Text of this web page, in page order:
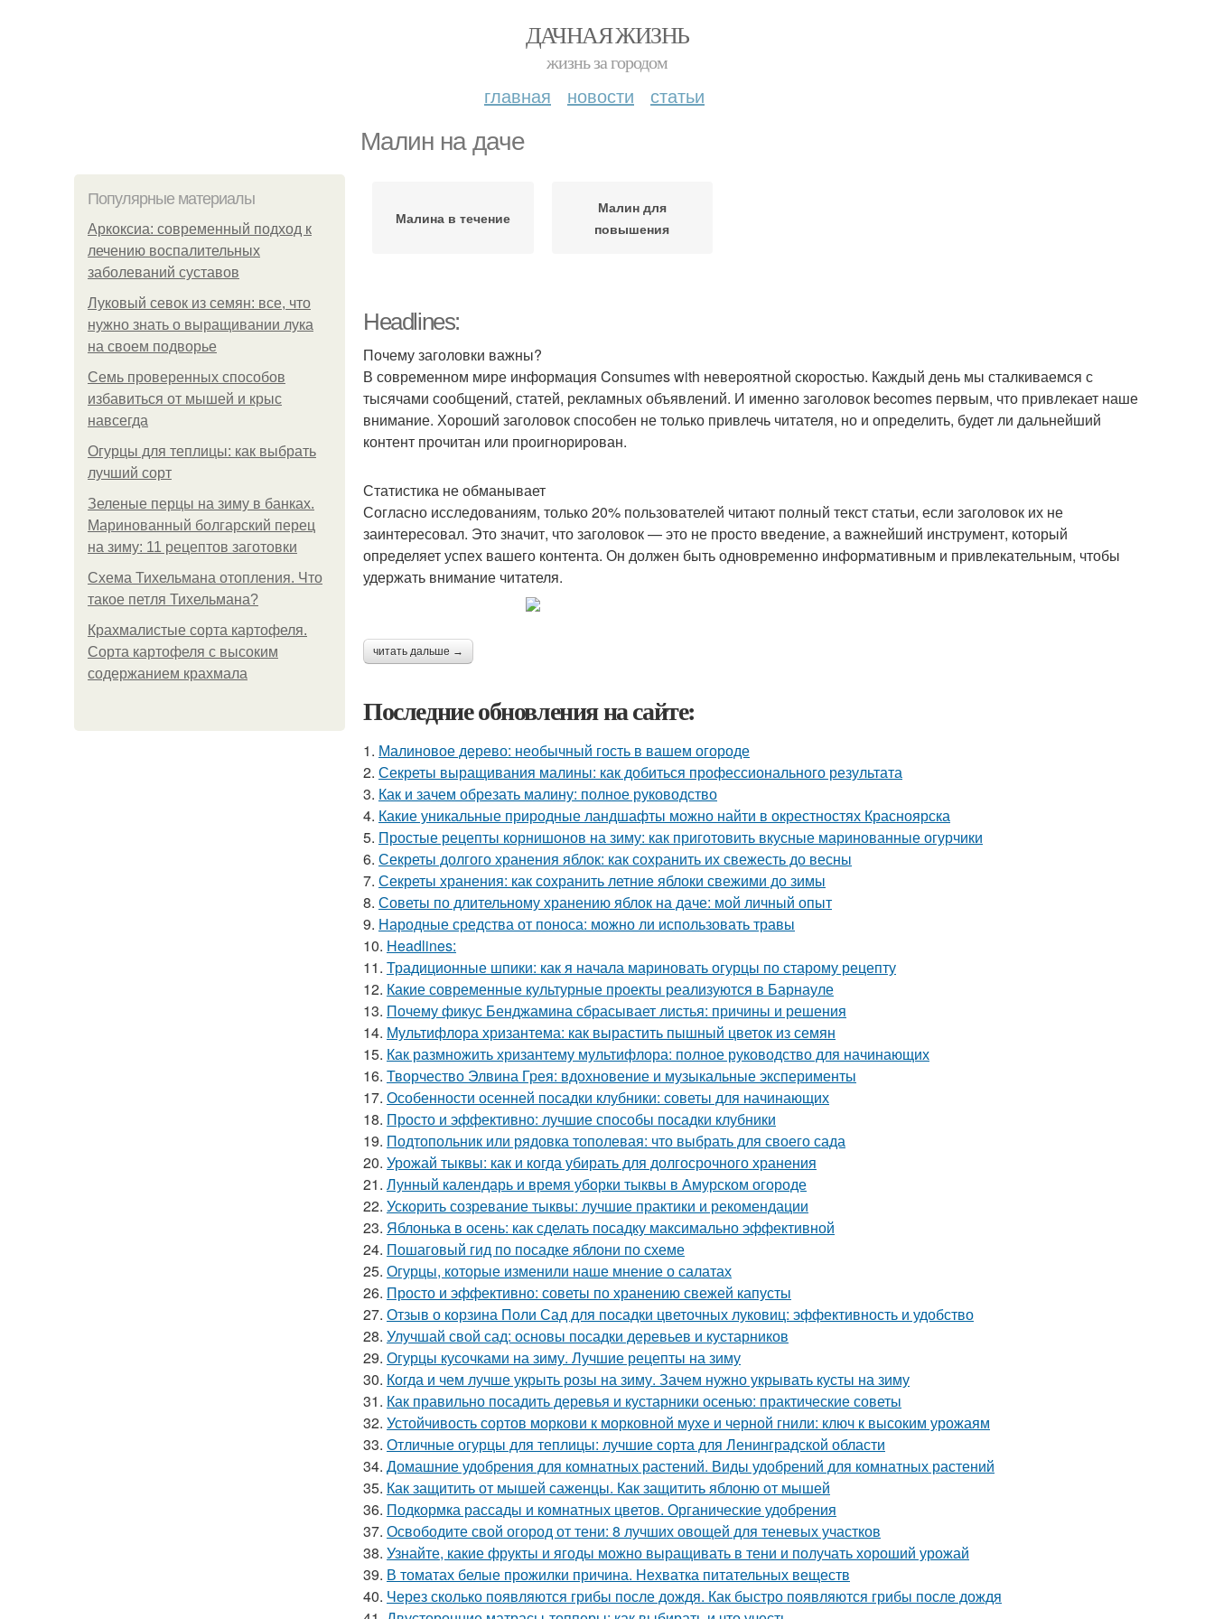
ДАЧНАЯ ЖИЗНЬ
жизнь за городом
главная новости статьи
Малин на даче
Популярные материалы
Аркоксиа: современный подход к
лечению воспалительных
заболеваний суставов
Луковый севок из семян: все, что
нужно знать о выращивании лука
на своем подворье
Семь проверенных способов
избавиться от мышей и крыс
навсегда
Огурцы для теплицы: как выбрать
лучший сорт
Зеленые перцы на зиму в банках.
Маринованный болгарский перец
на зиму: 11 рецептов заготовки
Схема Тихельмана отопления. Что
такое петля Тихельмана?
Крахмалистые сорта картофеля.
Сорта картофеля с высоким
содержанием крахмала
Малина в течение
Малин для
повышения
Headlines:
Почему заголовки важны?
В современном мире информация Consumes with невероятной скоростью. Каждый день мы сталкиваемся с
тысячами сообщений, статей, рекламных объявлений. И именно заголовок becomes первым, что привлекает наше
внимание. Хороший заголовок способен не только привлечь читателя, но и определить, будет ли дальнейший
контент прочитан или проигнорирован.
Статистика не обманывает
Согласно исследованиям, только 20% пользователей читают полный текст статьи, если заголовок их не
заинтересовал. Это значит, что заголовок — это не просто введение, а важнейший инструмент, который
определяет успех вашего контента. Он должен быть одновременно информативным и привлекательным, чтобы
удержать внимание читателя.
читать дальше →
Последние обновления на сайте:
1. Малиновое дерево: необычный гость в вашем огороде
2. Секреты выращивания малины: как добиться профессионального результата
3. Как и зачем обрезать малину: полное руководство
4. Какие уникальные природные ландшафты можно найти в окрестностях Красноярска
5. Простые рецепты корнишонов на зиму: как приготовить вкусные маринованные огурчики
6. Секреты долгого хранения яблок: как сохранить их свежесть до весны
7. Секреты хранения: как сохранить летние яблоки свежими до зимы
8. Советы по длительному хранению яблок на даче: мой личный опыт
9. Народные средства от поноса: можно ли использовать травы
10. Headlines:
11. Традиционные шпики: как я начала мариновать огурцы по старому рецепту
12. Какие современные культурные проекты реализуются в Барнауле
13. Почему фикус Бенджамина сбрасывает листья: причины и решения
14. Мультифлора хризантема: как вырастить пышный цветок из семян
15. Как размножить хризантему мультифлора: полное руководство для начинающих
16. Творчество Элвина Грея: вдохновение и музыкальные эксперименты
17. Особенности осенней посадки клубники: советы для начинающих
18. Просто и эффективно: лучшие способы посадки клубники
19. Подтопольник или рядовка тополевая: что выбрать для своего сада
20. Урожай тыквы: как и когда убирать для долгосрочного хранения
21. Лунный календарь и время уборки тыквы в Амурском огороде
22. Ускорить созревание тыквы: лучшие практики и рекомендации
23. Яблонька в осень: как сделать посадку максимально эффективной
24. Пошаговый гид по посадке яблони по схеме
25. Огурцы, которые изменили наше мнение о салатах
26. Просто и эффективно: советы по хранению свежей капусты
27. Отзыв о корзина Поли Сад для посадки цветочных луковиц: эффективность и удобство
28. Улучшай свой сад: основы посадки деревьев и кустарников
29. Огурцы кусочками на зиму. Лучшие рецепты на зиму
30. Когда и чем лучше укрыть розы на зиму. Зачем нужно укрывать кусты на зиму
31. Как правильно посадить деревья и кустарники осенью: практические советы
32. Устойчивость сортов моркови к морковной мухе и черной гнили: ключ к высоким урожаям
33. Отличные огурцы для теплицы: лучшие сорта для Ленинградской области
34. Домашние удобрения для комнатных растений. Виды удобрений для комнатных растений
35. Как защитить от мышей саженцы. Как защитить яблоню от мышей
36. Подкормка рассады и комнатных цветов. Органические удобрения
37. Освободите свой огород от тени: 8 лучших овощей для теневых участков
38. Узнайте, какие фрукты и ягоды можно выращивать в тени и получать хороший урожай
39. В томатах белые прожилки причина. Нехватка питательных веществ
40. Через сколько появляются грибы после дождя. Как быстро появляются грибы после дождя